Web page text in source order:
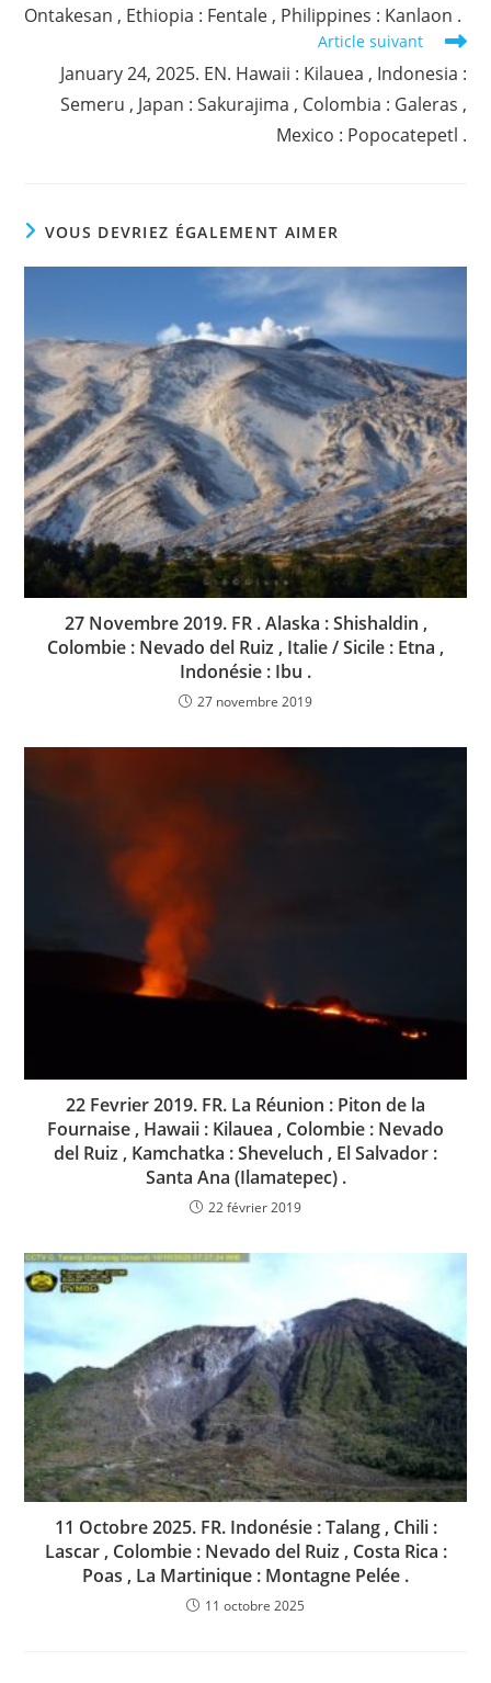
Ontakesan , Ethiopia : Fentale , Philippines : Kanlaon .
Article suivant
January 24, 2025. EN. Hawaii : Kilauea , Indonesia :
Semeru , Japan : Sakurajima , Colombia : Galeras ,
Mexico : Popocatepetl .
VOUS DEVRIEZ ÉGALEMENT AIMER
27 Novembre 2019. FR . Alaska : Shishaldin ,
Colombie : Nevado del Ruiz , Italie / Sicile : Etna ,
Indonésie : Ibu .
27 novembre 2019
22 Fevrier 2019. FR. La Réunion : Piton de la
Fournaise , Hawaii : Kilauea , Colombie : Nevado
del Ruiz , Kamchatka : Sheveluch , El Salvador :
Santa Ana (Ilamatepec) .
22 février 2019
11 Octobre 2025. FR. Indonésie : Talang , Chili :
Lascar , Colombie : Nevado del Ruiz , Costa Rica :
Poas , La Martinique : Montagne Pelée .
11 octobre 2025